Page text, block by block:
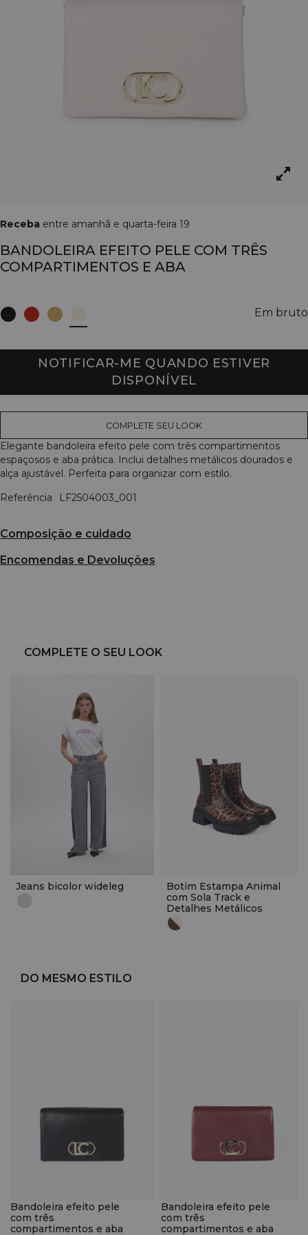
Receba entre amanhã e quarta-feira 19
BANDOLEIRA EFEITO PELE COM TRÊS
COMPARTIMENTOS E ABA
Em bruto
NOTIFICAR-ME QUANDO ESTIVER
DISPONÍVEL
COMPLETE SEU LOOK
Elegante bandoleira efeito pele com três compartimentos
espaçosos e aba prática. Inclui detalhes metálicos dourados e
alça ajustável. Perfeita para organizar com estilo.
Referência
LF2504003_001
Composição e cuidado
Encomendas e Devoluções
COMPLETE O SEU LOOK
Jeans bicolor wideleg
Botim Estampa Animal
com Sola Track e
Detalhes Metálicos
DO MESMO ESTILO
Bandoleira efeito pele
com três
compartimentos e aba
Bandoleira efeito pele
com três
compartimentos e aba